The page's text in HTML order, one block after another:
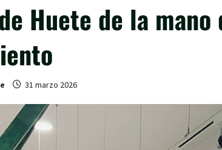
Huete de la mano
31 marzo 2026